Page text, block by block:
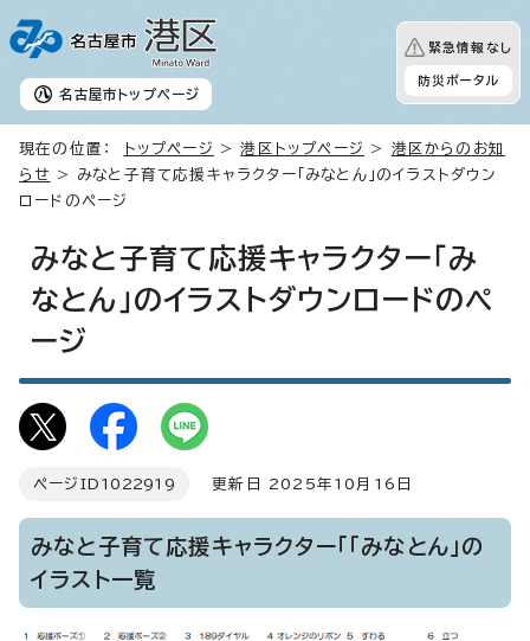
名古屋市 トップページ
緊急情報なし
防災ポータル
現在の位置： トップページ >港区トップページ > 港区からのお知
らせ
> みなと子育て応援キャラクター「みなとん」のイラストダウン
ロードのページ
みなと子育て応援キャラクター「み
なとん」のイラストダウンロードのペ
ージ
ページID 1022919 更新日 2025年10月16日
みなと子育て応援キャラクター「「みなとん」の
イラスト一覧